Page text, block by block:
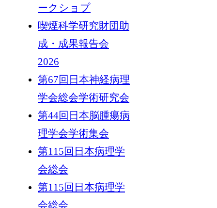
ークショプ
喫煙科学研究財団助
成・成果報告会
2026
第67回日本神経病理
学会総会学術研究会
第44回日本脳腫瘍病
理学会学術集会
第115回日本病理学
会総会
第115回日本病理学
会総会